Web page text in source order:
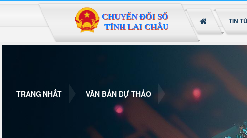
TIN
TRANG NHẤT VĂN BẢN DỰ THẢO
Đã kết nối EMC